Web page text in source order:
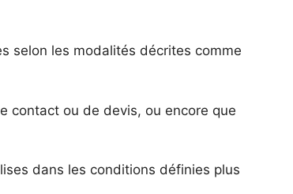
selon les modalités décrites comme
contact ou de devis, ou encore que
dans les conditions définies plus